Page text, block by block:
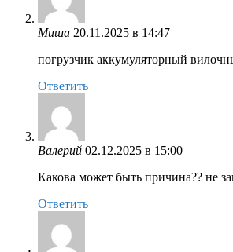
Миша 20.11.2025 в 14:47
погрузчик аккумуляторный
Ответить
Валерий 02.12.2025 в 15:00
Какова может быть причина?? не
Ответить